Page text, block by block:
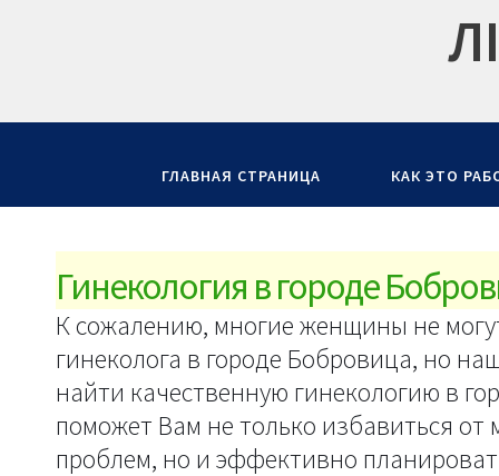
ГЛАВНАЯ СТРАНИЦА КАК ЭТО
Гинекология в городе
К сожалению, многие женщины не
гинеколога в городе Бобровица, но
найти качественную гинекологию в
поможет Вам не только избавиться
проблем, но и эффективно